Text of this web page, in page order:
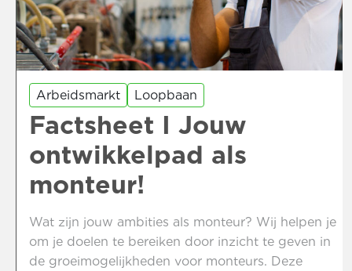
Arbeidsmarkt Loopbaan
Factsheet I Jouw
ontwikkelpad als
monteur!
Wat zijn jouw ambities als monteur? Wij helpen je
om je doelen te bereiken door inzicht te geven in
de groeimogelijkheden voor monteurs. Deze